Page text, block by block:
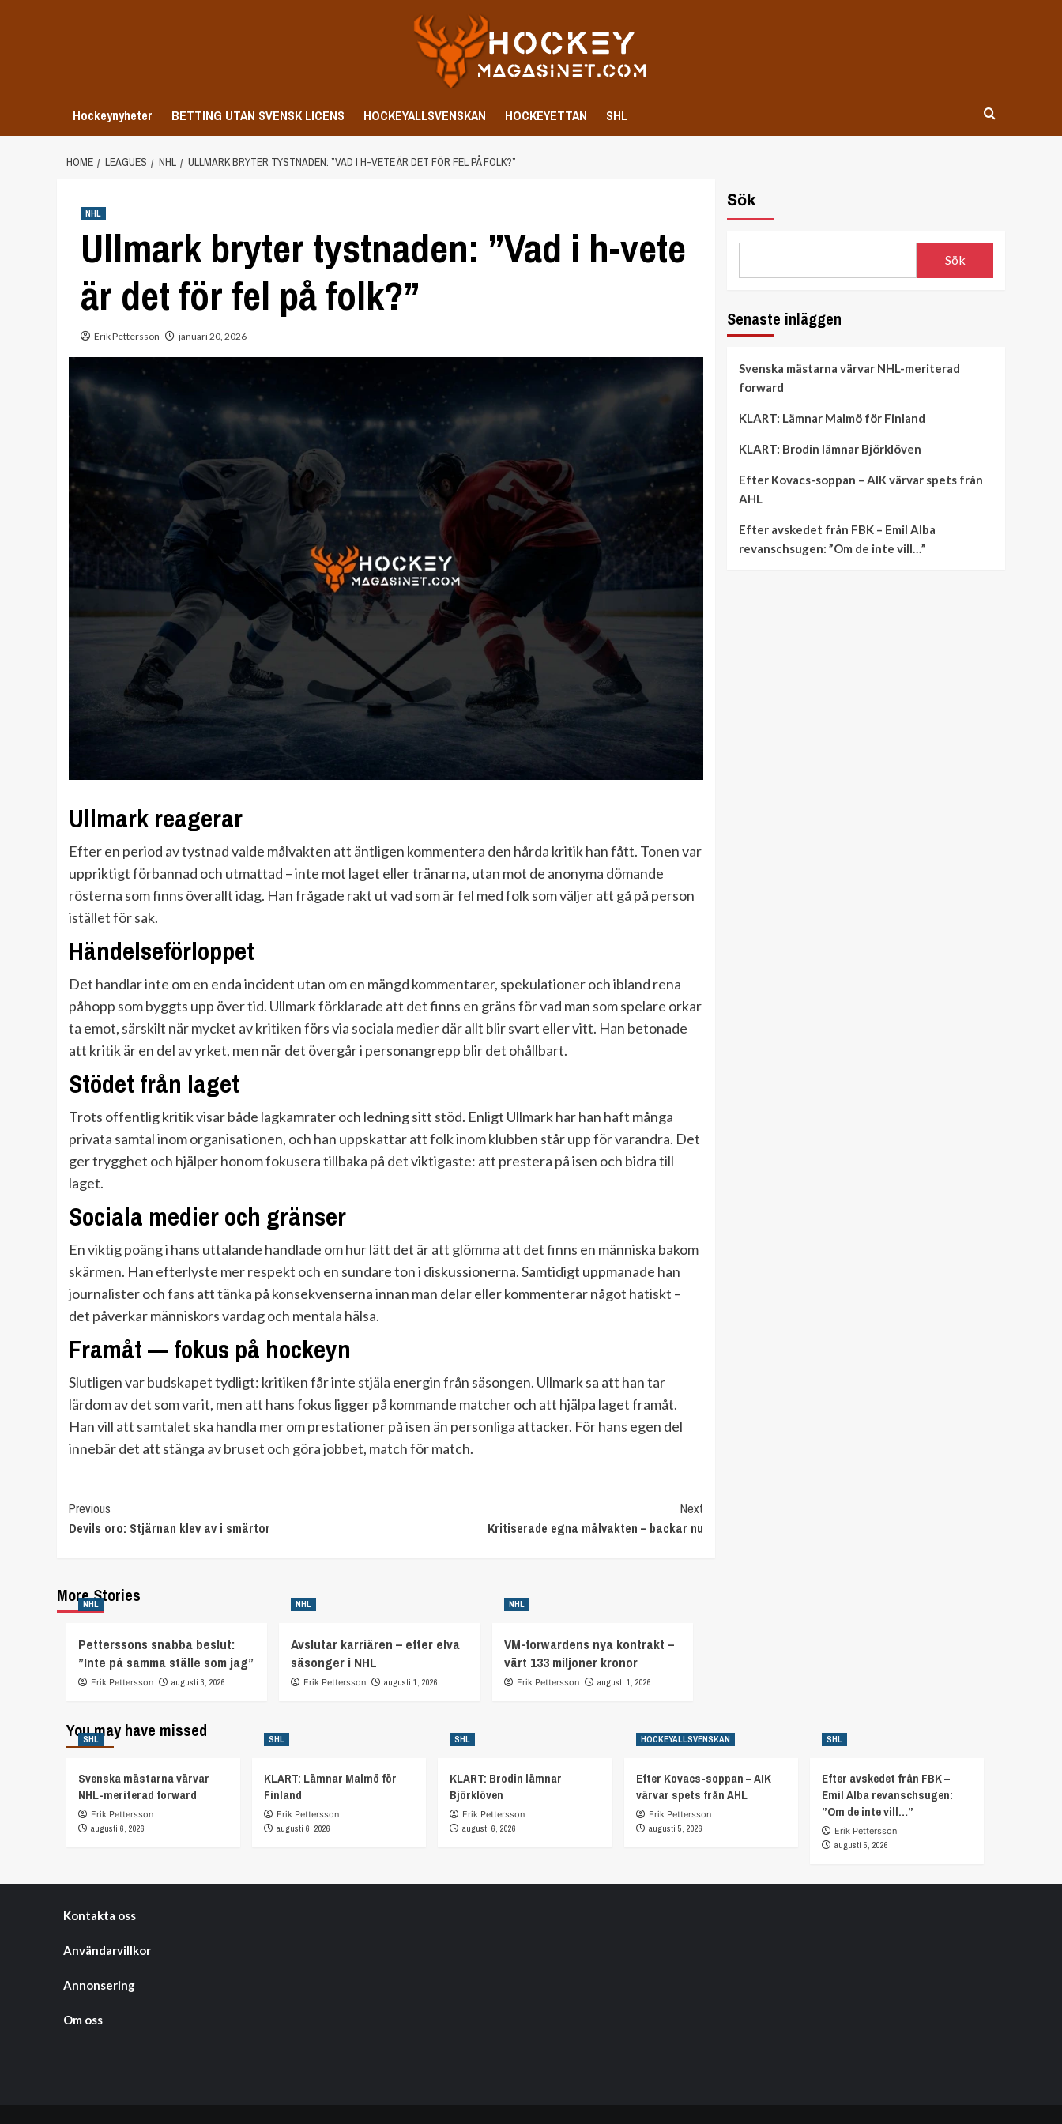
Hockeynyheter BETTING UTAN SVENSK LICENS HOCKEYALLSVENSKAN HOCKEYETTAN SHL
HOME LEAGUES NHL ULLMARK BRYTER TYSTNADEN: ”VAD I H-VETE ÄR DET FÖR FEL PÅ FOLK?”
NHL
Ullmark bryter tystnaden: ”Vad i h-vete
är det för fel på folk?”
Erik Pettersson januari 20, 2026
Ullmark reagerar
Efter en period av tystnad valde målvakten att äntligen kommentera den hårda kritik han fått. Tonen var
uppriktigt förbannad och utmattad – inte mot laget eller tränarna, utan mot de anonyma dömande
rösterna som finns överallt idag. Han frågade rakt ut vad som är fel med folk som väljer att gå på person
istället för sak.
Händelseförloppet
Det handlar inte om en enda incident utan om en mängd kommentarer, spekulationer och ibland rena
påhopp som byggts upp över tid. Ullmark förklarade att det finns en gräns för vad man som spelare orkar
ta emot, särskilt när mycket av kritiken förs via sociala medier där allt blir svart eller vitt. Han betonade
att kritik är en del av yrket, men när det övergår i personangrepp blir det ohållbart.
Stödet från laget
Trots offentlig kritik visar både lagkamrater och ledning sitt stöd. Enligt Ullmark har han haft många
privata samtal inom organisationen, och han uppskattar att folk inom klubben står upp för varandra. Det
ger trygghet och hjälper honom fokusera tillbaka på det viktigaste: att prestera på isen och bidra till
laget.
Sociala medier och gränser
En viktig poäng i hans uttalande handlade om hur lätt det är att glömma att det finns en människa bakom
skärmen. Han efterlyste mer respekt och en sundare ton i diskussionerna. Samtidigt uppmanade han
journalister och fans att tänka på konsekvenserna innan man delar eller kommenterar något hatiskt –
det påverkar människors vardag och mentala hälsa.
Framåt — fokus på hockeyn
Slutligen var budskapet tydligt: kritiken får inte stjäla energin från säsongen. Ullmark sa att han tar
lärdom av det som varit, men att hans fokus ligger på kommande matcher och att hjälpa laget framåt.
Han vill att samtalet ska handla mer om prestationer på isen än personliga attacker. För hans egen del
innebär det att stänga av bruset och göra jobbet, match för match.
Continue
Reading
Previous
Devils oro: Stjärnan klev av i smärtor
Next
Kritiserade egna målvakten – backar nu
More Stories
NHL
Petterssons snabba beslut:
”Inte på samma ställe som jag”
Erik Pettersson augusti 3, 2026
NHL
Avslutar karriären – efter elva
säsonger i NHL
Erik Pettersson augusti 1, 2026
NHL
VM-forwardens nya kontrakt –
värt 133 miljoner kronor
Erik Pettersson augusti 1, 2026
Sök
Sök
Senaste inläggen
Svenska mästarna värvar NHL-meriterad
forward
KLART: Lämnar Malmö för Finland
KLART: Brodin lämnar Björklöven
Efter Kovacs-soppan – AIK värvar spets från
AHL
Efter avskedet från FBK – Emil Alba
revanschsugen: ”Om de inte vill…”
You may have missed
SHL
Svenska mästarna värvar
NHL-meriterad forward
Erik Pettersson
augusti 6, 2026
SHL
KLART: Lämnar Malmö för
Finland
Erik Pettersson
augusti 6, 2026
SHL
KLART: Brodin lämnar
Björklöven
Erik Pettersson
augusti 6, 2026
HOCKEYALLSVENSKAN
Efter Kovacs-soppan – AIK
värvar spets från AHL
Erik Pettersson
augusti 5, 2026
SHL
Efter avskedet från FBK –
Emil Alba revanschsugen:
”Om de inte vill…”
Erik Pettersson
augusti 5, 2026
Kontakta oss
Användarvillkor
Annonsering
Om oss